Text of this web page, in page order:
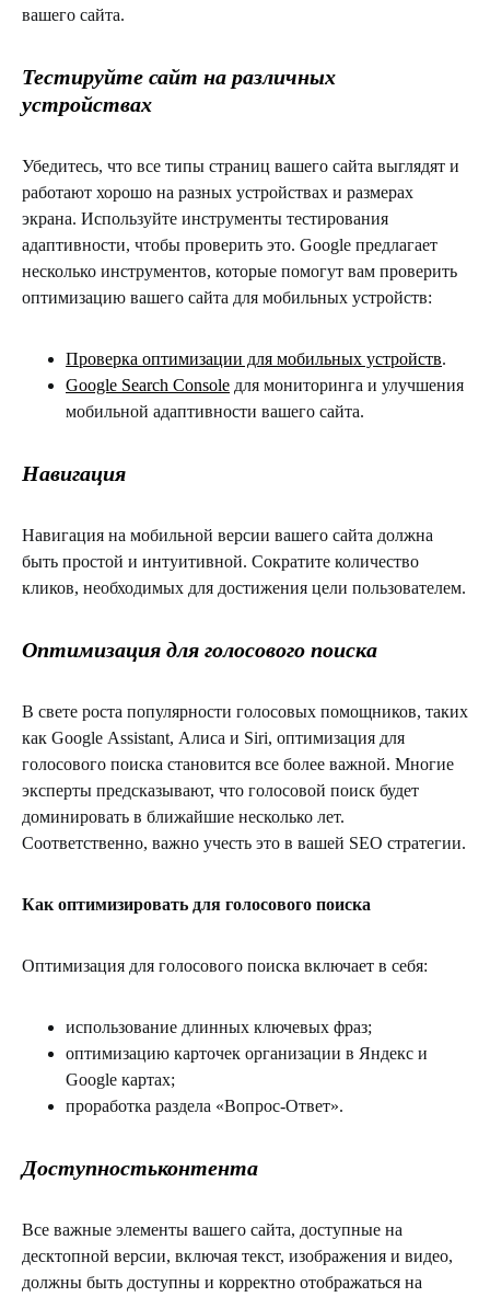
вашего сайта.
Тестируйте сайт на различных
устройствах
Убедитесь, что все типы страниц вашего сайта выглядят и
работают хорошо на разных устройствах и размерах
экрана. Используйте инструменты тестирования
адаптивности, чтобы проверить это. Google предлагает
несколько инструментов, которые помогут вам проверить
оптимизацию вашего сайта для мобильных устройств:
Проверка оптимизации для мобильных устройств.
Google Search Console для мониторинга и улучшения
мобильной адаптивности вашего сайта.
Навигация
Навигация на мобильной версии вашего сайта должна
быть простой и интуитивной. Сократите количество
кликов, необходимых для достижения цели пользователем.
Оптимизация для голосового поиска
В свете роста популярности голосовых помощников, таких
как Google Assistant, Алиса и Siri, оптимизация для
голосового поиска становится все более важной. Многие
эксперты предсказывают, что голосовой поиск будет
доминировать в ближайшие несколько лет.
Соответственно, важно учесть это в вашей SEO стратегии.
Как оптимизировать для голосового поиска
Оптимизация для голосового поиска включает в себя:
использование длинных ключевых фраз;
оптимизацию карточек организации в Яндекс и
Google картах;
проработка раздела «Вопрос-Ответ».
Доступностьконтента
Все важные элементы вашего сайта, доступные на
десктопной версии, включая текст, изображения и видео,
должны быть доступны и корректно отображаться на